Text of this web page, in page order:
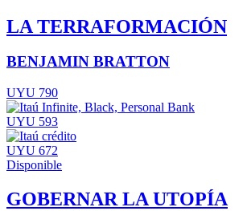
LA TERRAFORMACIÓN
BENJAMIN BRATTON
UYU 790
UYU 593
UYU 672
Disponible
GOBERNAR LA UTOPÍA